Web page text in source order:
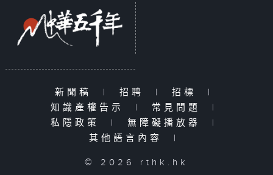
新聞稿 | 招聘 | 招標
|
知識產權告示
| 常見問題
|
私隱政策
| 無障礙播放器
|
其他語言內容
|
© 2026 rthk.hk